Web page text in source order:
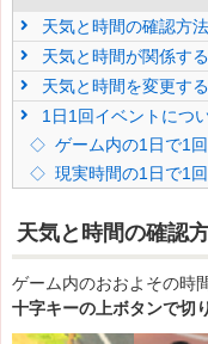
天気と時間の確認方法
天気と時間が関係す
天気と時間を変更す
1日1回イベントにつ
ゲーム内の1日で1回
現実時間の1日で1回
天気と時間の確認
ゲーム内のおおよその時
十字キーの上ボタンで切